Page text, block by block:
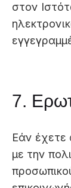
στον
7.
Εάν έχετε
με την